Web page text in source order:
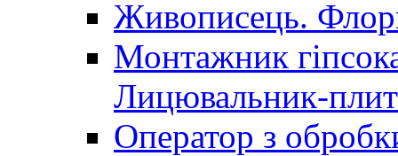
Живописець.
Монтажник
Лицювальник-
Оператор з